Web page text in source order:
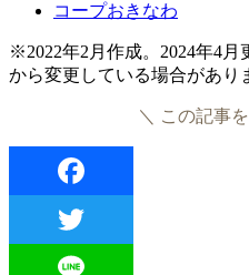
コープおきなわ
※2022年2月作成。2024年4
から変更している場合があり
＼ この記事